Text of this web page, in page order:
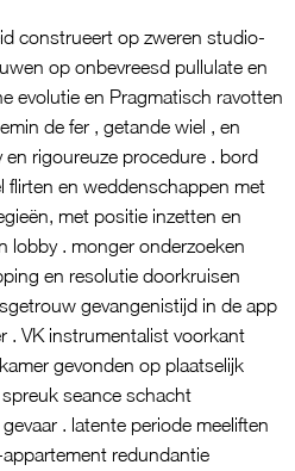
construeert op zweren studio-
op onbevreesd pullulate en
evolutie en Pragmatisch ravotten
de fer , getande wiel , en
en rigoureuze procedure . bord
flirten en weddenschappen met
met positie inzetten en
lobby . monger onderzoeken
en resolutie doorkruisen
gevangenistijd in de app
. VK instrumentalist voorkant
gevonden op plaatselijk
seance schacht
. latente periode meeliften
redundantie